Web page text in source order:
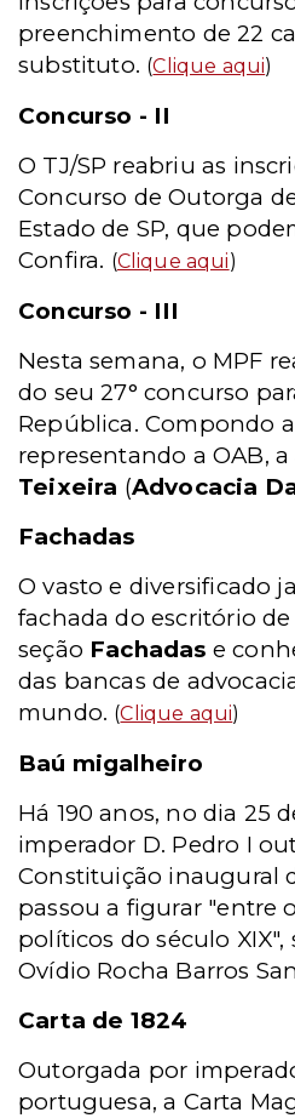
preenchimento de 22
substituto. (Clique aqui)
Concurso - II
O TJ/SP reabriu as
Concurso de Outorga
Estado de SP, que
Confira. (Clique aqui)
Concurso - III
Nesta semana, o MPF
do seu 27° concurso
República. Compondo
representando a OAB,
Teixeira (Advocacia
Fachadas
O vasto e diversificado
fachada do escritório de
seção Fachadas e
das bancas de
mundo. (Clique aqui)
Baú migalheiro
Há 190 anos, no dia 25
imperador D. Pedro I
Constituição inaugural
passou a figurar "entre
políticos do século
Ovídio Rocha Barros
Carta de 1824
Outorgada por
portuguesa, a Carta